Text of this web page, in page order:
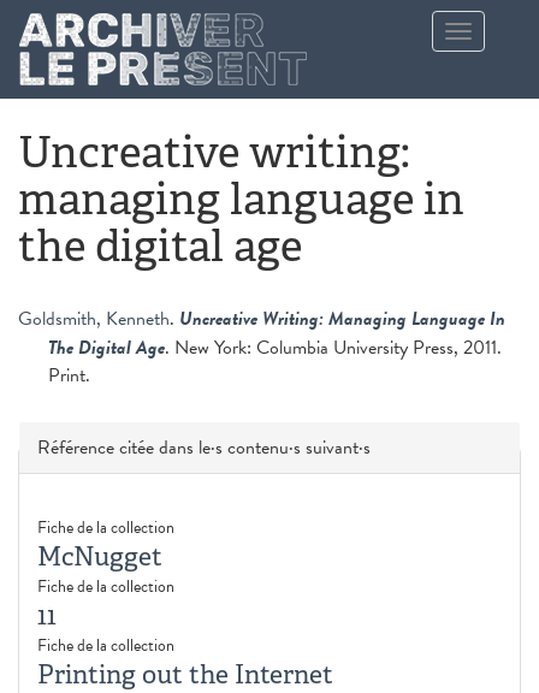
Aller au contenu principal
Toggle
navigation
Uncreative writing:
managing language in
the digital age
Goldsmith, Kenneth. Uncreative Writing: Managing Language In
The Digital Age. New York: Columbia University Press, 2011.
Print.
Masquer
Référence citée dans le·s contenu·s suivant·s
Fiche de la collection
McNugget
Fiche de la collection
11
Fiche de la collection
Printing out the Internet